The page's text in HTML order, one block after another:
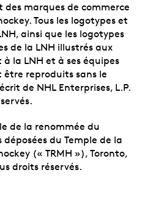
des marques de commerce
Tous les logotypes et
ainsi que les logotypes
de la LNH illustrés aux
la LNH et à ses équipes
être reproduits sans le
de NHL Enterprises, L.P.
de la renommée du
du Temple de la
(« TRMH »), Toronto,
droits réservés.